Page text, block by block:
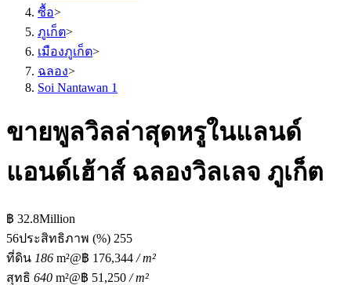
ซื้อ>
ภูเก็ต>
เมืองภูเก็ต>
ฉลอง>
Soi Nantawan 1
ขายพูลวิลล่าสุดหรูในแลนด์
แอนด์เฮ้าส์ ฉลองวิลเลจ ภูเก็ต
฿ 32.8Million
56ประสิทธิภาพ (%) 255
ที่ดิน 186 m²@฿ 176,344 / m²
สุทธิ 640 m²@฿ 51,250 / m²